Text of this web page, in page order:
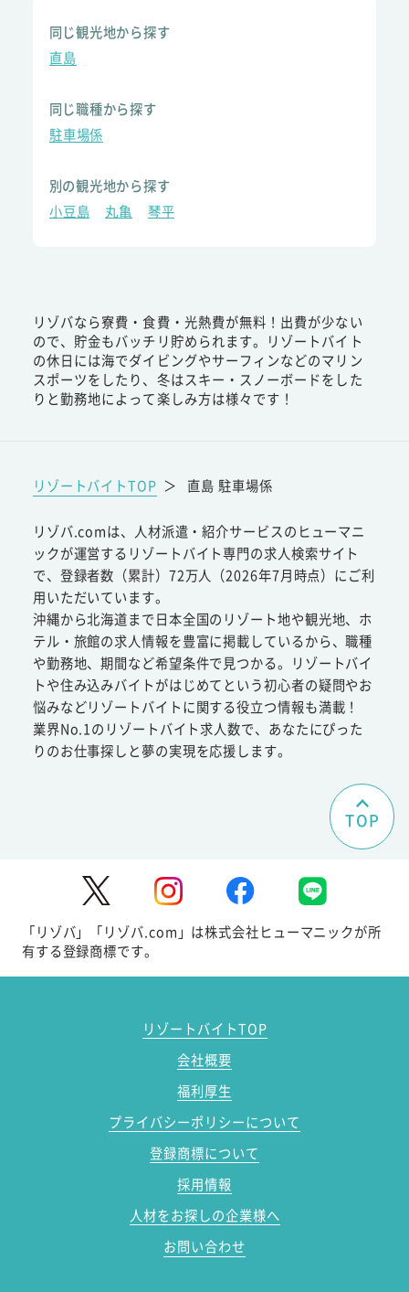
同じ観光地から探す
直島
同じ職種から探す
駐車場係
別の観光地から探す
小豆島
丸亀 琴平
リゾバなら寮費・食費・光熱費が無料！出費が少ない
ので、貯金もバッチリ貯められます。リゾートバイト
の休日には海でダイビングやサーフィンなどのマリン
スポーツをしたり、冬はスキー・スノーボードをした
りと勤務地によって楽しみ方は様々です！
リゾートバイトTOP ＞ 直島 駐車場係
リゾバ.comは、人材派遣・紹介サービスのヒューマニ
ックが運営するリゾートバイト専門の求人検索サイト
で、登録者数（累計）72万人（2026年7月時点）にご利
用いただいています。
沖縄から北海道まで日本全国のリゾート地や観光地、ホ
テル・旅館の求人情報を豊富に掲載しているから、職種
や勤務地、期間など希望条件で見つかる。リゾートバイ
トや住み込みバイトがはじめてという初心者の疑問やお
悩みなどリゾートバイトに関する役立つ情報も満載！
業界No.1のリゾートバイト求人数で、あなたにぴった
りのお仕事探しと夢の実現を応援します。
TOP
「リゾバ」「リゾバ.com」は株式会社ヒューマニックが所
有する登録商標です。
リゾートバイトTOP
会社概要
福利厚生
プライバシーポリシーについて
登録商標について
採用情報
人材をお探しの企業様へ
お問い合わせ